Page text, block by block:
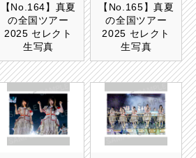
【No.164】真夏
の全国ツアー
2025 セレクト
生写真
【No.165】真夏
の全国ツアー
2025 セレクト
生写真